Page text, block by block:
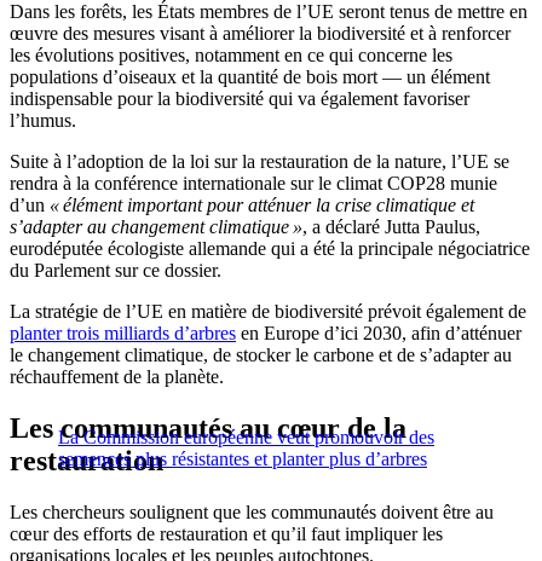
Dans les forêts, les États membres de l’UE seront tenus de mettre en
œuvre des mesures visant à améliorer la biodiversité et à renforcer
les évolutions positives, notamment en ce qui concerne les
populations d’oiseaux et la quantité de bois mort — un élément
indispensable pour la biodiversité qui va également favoriser
l’humus.
Suite à l’adoption de la loi sur la restauration de la nature, l’UE se
rendra à la conférence internationale sur le climat COP28 munie
d’un « élément important pour atténuer la crise climatique et
s’adapter au changement climatique », a déclaré Jutta Paulus,
eurodéputée écologiste allemande qui a été la principale négociatrice
du Parlement sur ce dossier.
La stratégie de l’UE en matière de biodiversité prévoit également de
planter trois milliards d’arbres en Europe d’ici 2030, afin d’atténuer
le changement climatique, de stocker le carbone et de s’adapter au
réchauffement de la planète.
La Commission européenne veut promouvoir des
semences plus résistantes et planter plus d’arbres
Les communautés au cœur de la
restauration
Les chercheurs soulignent que les communautés doivent être au
cœur des efforts de restauration et qu’il faut impliquer les
organisations locales et les peuples autochtones.